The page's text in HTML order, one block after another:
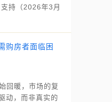
持（2026年3月
购房者面临困
回暖，市场的复
动，而非真实的